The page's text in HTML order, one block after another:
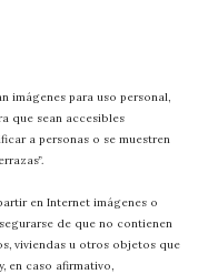
imágenes para uso personal,
que sean accesibles
a personas o se muestren
en Internet imágenes o
de que no contienen
viviendas u otros objetos que
en caso afirmativo,